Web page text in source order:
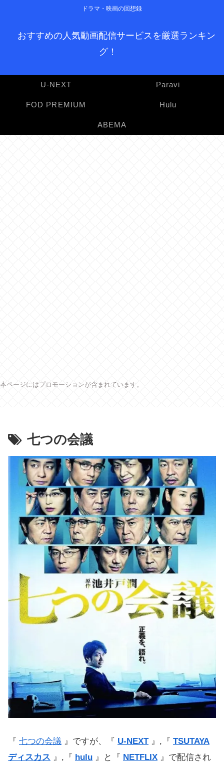
ドラマ・映画の回想録
おすすめの人気動画配信サービスを厳選ランキン
グ！
U-NEXT Paravi
FOD PREMIUM Hulu
ABEMA
本ページにはプロモーションが含まれています。
七つの会議
『 七つの会議 』ですが、『 U-NEXT』,『 TSUTAYA
ディスカス 』,『 hulu 』と『 NETFLIX 』で配信され